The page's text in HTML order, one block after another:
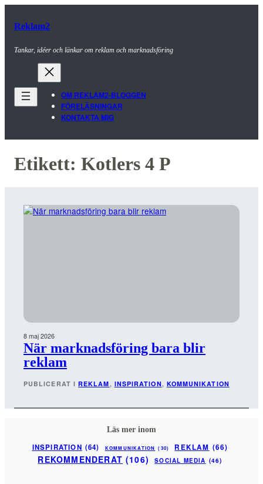
Reklam2
Tankar, idéer och länkar om reklam och marknadsföring
OM REKLAM2-BLOGGEN
FÖRELÄSNINGAR
KONTAKTA MIG
Etikett: Kotlers 4 P
8 maj 2026
När marknadsföring bara blir
reklam
PUBLICERAT IREKLAM , INSPIRATION, KOMMUNIKATION
Läs mer inom
INSPIRATION (64) KOMMUNIKATION (30) REKLAM (66)
REKOMMENDERAT (106) SOCIAL MEDIA (46)